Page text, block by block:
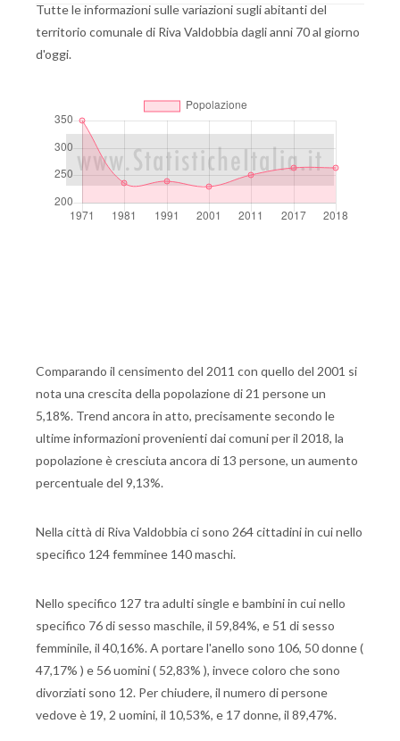
Tutte le informazioni sulle variazioni sugli abitanti del
territorio comunale di Riva Valdobbia dagli anni 70 al giorno
d'oggi.
Comparando il censimento del 2011 con quello del 2001 si
nota una crescita della popolazione di 21 persone un
5,18%. Trend ancora in atto, precisamente secondo le
ultime informazioni provenienti dai comuni per il 2018, la
popolazione è cresciuta ancora di 13 persone, un aumento
percentuale del 9,13%.
Nella città di Riva Valdobbia ci sono 264 cittadini in cui nello
specifico 124 femminee 140 maschi.
Nello specifico 127 tra adulti single e bambini in cui nello
specifico 76 di sesso maschile, il 59,84%, e 51 di sesso
femminile, il 40,16%. A portare l'anello sono 106, 50 donne (
47,17% ) e 56 uomini ( 52,83% ), invece coloro che sono
divorziati sono 12. Per chiudere, il numero di persone
vedove è 19, 2 uomini, il 10,53%, e 17 donne, il 89,47%.